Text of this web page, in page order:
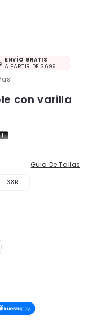
ENVÍO GRATIS
A PARTIR DE $699
con varilla
Guia De Tallas
38B